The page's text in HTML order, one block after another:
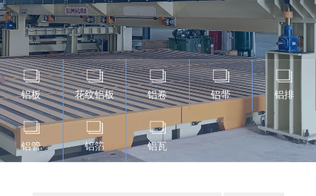
铝板 花纹铝板 铝卷 铝带 铝排
铝管 铝箔 铝瓦